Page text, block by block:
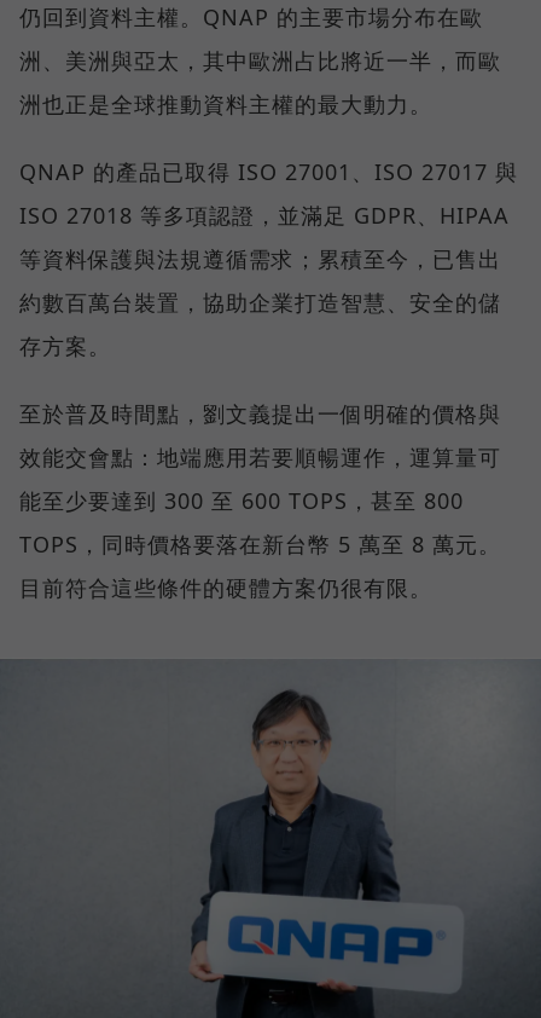
仍回到資料主權。QNAP 的主要市場分布在歐
洲、美洲與亞太，其中歐洲占比將近一半，而歐
洲也正是全球推動資料主權的最大動力。
QNAP 的產品已取得 ISO 27001、ISO 27017 與
ISO 27018 等多項認證，並滿足 GDPR、HIPAA
等資料保護與法規遵循需求；累積至今，已售出
約數百萬台裝置，協助企業打造智慧、安全的儲
存方案。
至於普及時間點，劉文義提出一個明確的價格與
效能交會點：地端應用若要順暢運作，運算量可
能至少要達到 300 至 600 TOPS，甚至 800
TOPS，同時價格要落在新台幣 5 萬至 8 萬元。
目前符合這些條件的硬體方案仍很有限。